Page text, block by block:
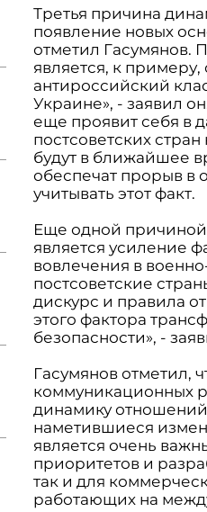
Третья причина
появление новых
отметил Гасумянов.
является, к
антироссийский
Украине», - заявил
еще проявит себя в
постсоветских
будут в ближайшее
обеспечат прорыв в
учитывать этот факт.
Еще одной
является усиление
вовлечения в
постсоветские
дискурс и правила
этого фактора
безопасности», -
Гасумянов
коммуникационных
динамику
наметившиеся
является очень
приоритетов и
так и для
работающих на